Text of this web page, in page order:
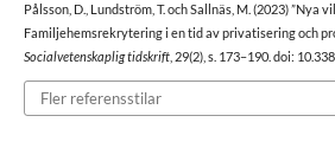
Pålsson, D., Lundström, T. och Sallnäs, M. (2023)
Familjehemsrekrytering i en tid av privatisering och
Socialvetenskaplig tidskrift, 29(2), s. 173–190. doi:
Fler referensstilar